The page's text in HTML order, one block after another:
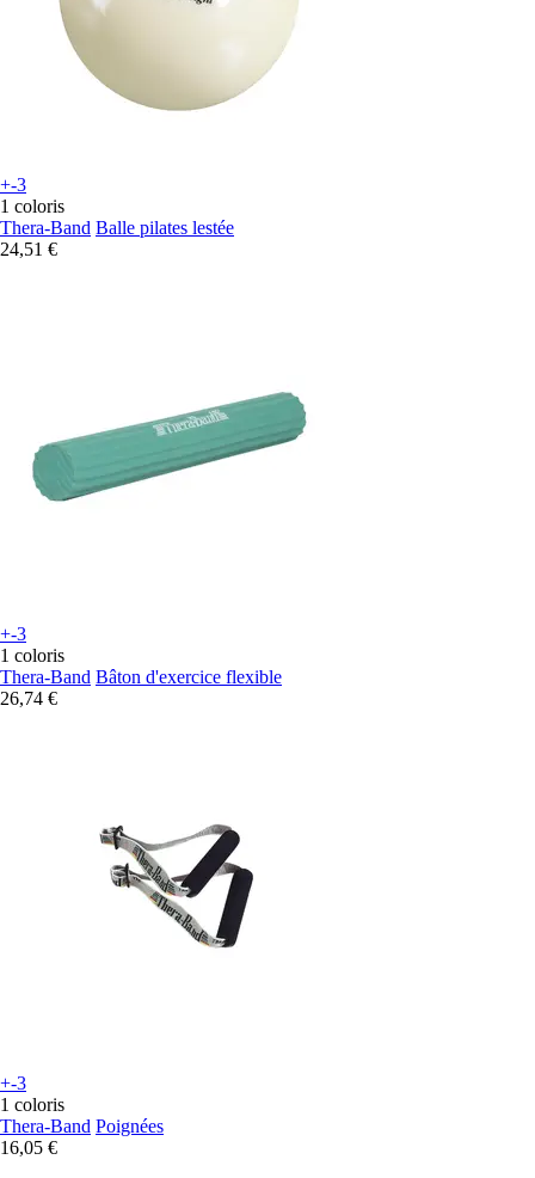
+-3
1 coloris
Thera-Band Balle pilates lestée
24,51 €
+-3
1 coloris
Thera-Band Bâton d'exercice flexible
26,74 €
+-3
1 coloris
Thera-Band Poignées
16,05 €